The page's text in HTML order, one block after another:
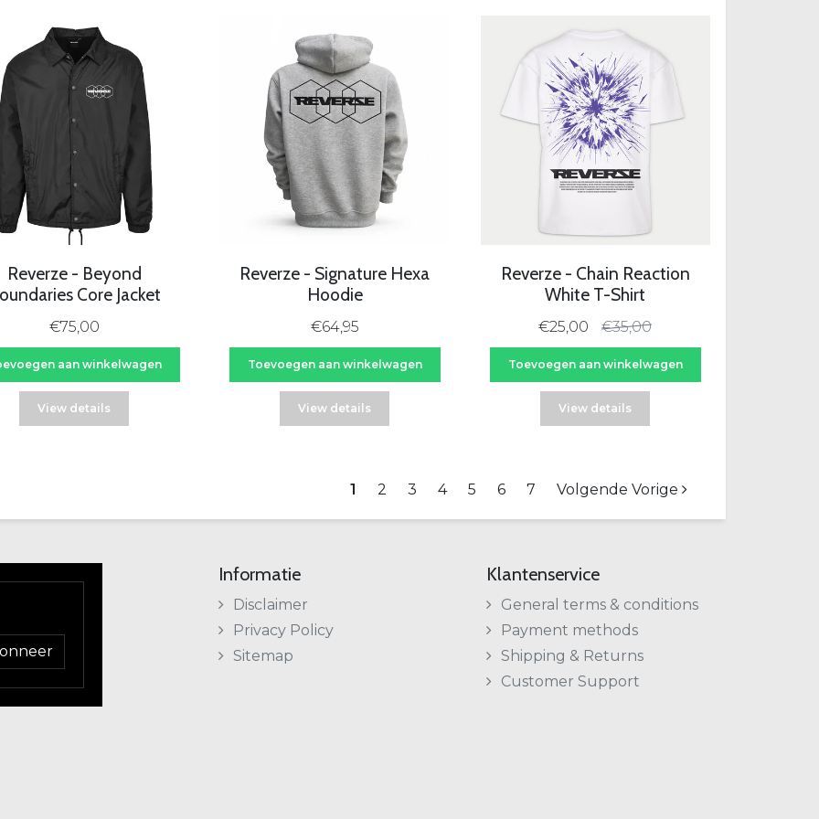
Reverze - Beyond
Core Jacket
€75,00
aan winkelwagen
View details
Reverze - Signature Hexa
Hoodie
€64,95
Toevoegen aan winkelwagen
View details
-29%
Reverze - Chain Reaction
White T-Shirt
€25,00 €35,00
Toevoegen aan winkelwagen
View details
1 2 3 4 5 6 7 Volgende Vorige
Informatie
Disclaimer
Privacy Policy
Sitemap
Klantenservice
General terms & conditions
Payment methods
Shipping & Returns
Customer Support